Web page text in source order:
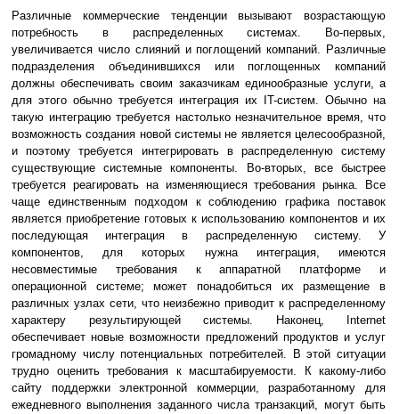
Различные коммерческие тенденции вызывают возрастающую
потребность в распределенных системах. Во-первых,
увеличивается число слияний и поглощений компаний. Различные
подразделения объединившихся или поглощенных компаний
должны обеспечивать своим заказчикам единообразные услуги, а
для этого обычно требуется интеграция их IT-систем. Обычно на
такую интеграцию требуется настолько незначительное время, что
возможность создания новой системы не является целесообразной,
и поэтому требуется интегрировать в распределенную систему
существующие системные компоненты. Во-вторых, все быстрее
требуется реагировать на изменяющиеся требования рынка. Все
чаще единственным подходом к соблюдению графика поставок
является приобретение готовых к использованию компонентов и их
последующая интеграция в распределенную систему. У
компонентов, для которых нужна интеграция, имеются
несовместимые требования к аппаратной платформе и
операционной системе; может понадобиться их размещение в
различных узлах сети, что неизбежно приводит к распределенному
характеру результирующей системы. Наконец, Internet
обеспечивает новые возможности предложений продуктов и услуг
громадному числу потенциальных потребителей. В этой ситуации
трудно оценить требования к масштабируемости. К какому-либо
сайту поддержки электронной коммерции, разработанному для
ежедневного выполнения заданного числа транзакций, могут быть